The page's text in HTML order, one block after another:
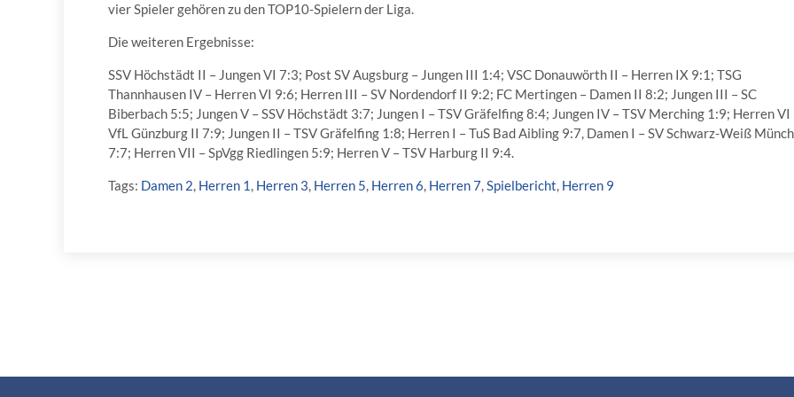
vier Spieler gehören zu den TOP10-Spielern der Liga.
Die weiteren Ergebnisse:
SSV Höchstädt II – Jungen VI 7:3; Post SV Augsburg – Jungen III 1:4; VSC Donauwörth II – Herren IX 9:1; TSG
Thannhausen IV – Herren VI 9:6; Herren III – SV Nordendorf II 9:2; FC Mertingen – Damen II 8:2; Jungen III – SC
Biberbach 5:5; Jungen V – SSV Höchstädt 3:7; Jungen I – TSV Gräfelfing 8:4; Jungen IV – TSV Merching 1:9; Herren VI
VfL Günzburg II 7:9; Jungen II – TSV Gräfelfing 1:8; Herren I – TuS Bad Aibling 9:7, Damen I – SV Schwarz-Weiß
7:7; Herren VII – SpVgg Riedlingen 5:9; Herren V – TSV Harburg II 9:4.
Tags: Damen 2, Herren 1 , Herren 3, Herren 5, Herren 6, Herren 7,Spielbericht, Herren 9